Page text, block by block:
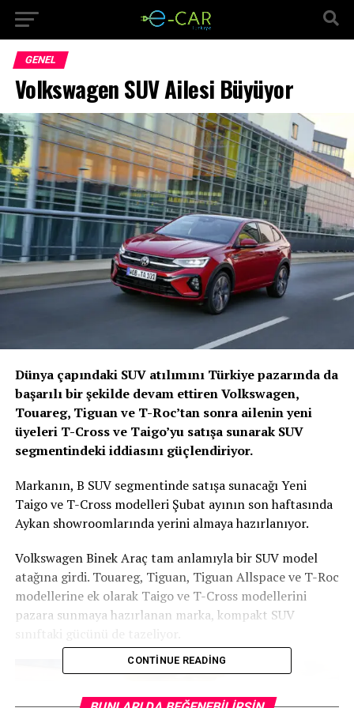
GENEL
Volkswagen SUV Ailesi Büyüyor
Dünya çapındaki SUV atılımını Türkiye pazarında da
başarılı bir şekilde devam ettiren Volkswagen,
Touareg, Tiguan ve T-Roc’tan sonra ailenin yeni
üyeleri T-Cross ve Taigo’yu satışa sunarak SUV
segmentindeki iddiasını güçlendiriyor.
Markanın, B SUV segmentinde satışa sunacağı Yeni
Taigo ve T-Cross modelleri Şubat ayının son haftasında
Aykan showroomlarında yerini almaya hazırlanıyor.
Volkswagen Binek Araç tam anlamıyla bir SUV model
atağına girdi. Touareg, Tiguan, Tiguan Allspace ve T-Roc
modellerine ek olarak Taigo ve T-Cross modellerini
pazara sunmaya hazırlanan marka, kompakt SUV
CONTINUE READING